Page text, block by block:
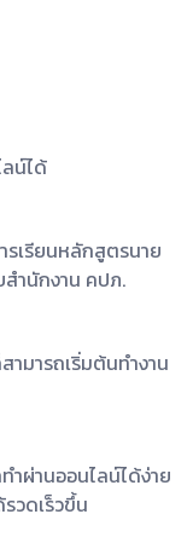
น์ได้
รเรียนหลักสูตรนาย
ำนักงาน คปภ.
มารถเริ่มต้นทำงาน
ำผ่านออนไลน์ได้ง่าย
วดเร็วขึ้น